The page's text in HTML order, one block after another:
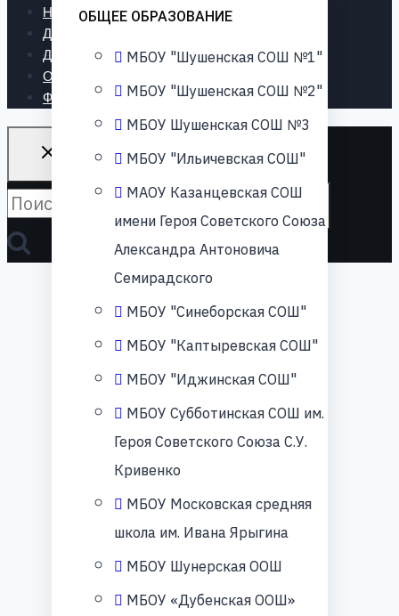
ОБЩЕЕ ОБРАЗОВАНИЕ
МБОУ "Шушенская СОШ №1"
МБОУ "Шушенская СОШ №2"
МБОУ Шушенская СОШ №3
МБОУ "Ильичевская СОШ"
МАОУ Казанцевская СОШ
имени Героя Советского Союза
Александра Антоновича
Семирадского
МБОУ "Синеборская СОШ"
МБОУ "Каптыревская СОШ"
МБОУ "Иджинская СОШ"
МБОУ Субботинская СОШ им.
Героя Советского Союза С.У.
Кривенко
МБОУ Московская средняя
школа им. Ивана Ярыгина
МБОУ Шунерская ООШ
МБОУ «Дубенская ООШ»
НОВОСТИ
ДОКУМЕНТЫ
ДЕЯТЕЛЬНОСТЬ
ОБРАЗ. УЧРЕЖДЕНИЯ
ФОТО&ВИДЕО